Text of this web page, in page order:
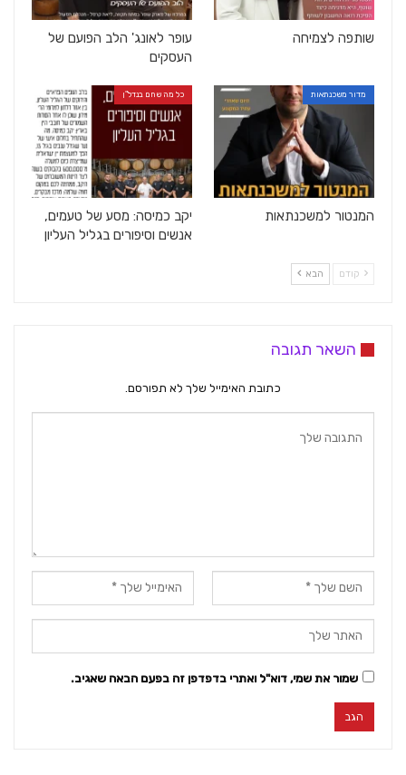
שותפה לצמיחה
עופר לאונג' הלב הפועם של
העסקים
מדור משכנתאות
המנטור למשכנתאות
כל מה שחם בנדל"ן
יקב כמיסה: מסע של טעמים,
אנשים וסיפורים בגליל העליון
קודם הבא
השאר תגובה
כתובת האימייל שלך לא תפורסם.
שמור את שמי, דוא"ל ואתרי בדפדפן זה בפעם הבאה שאגיב.